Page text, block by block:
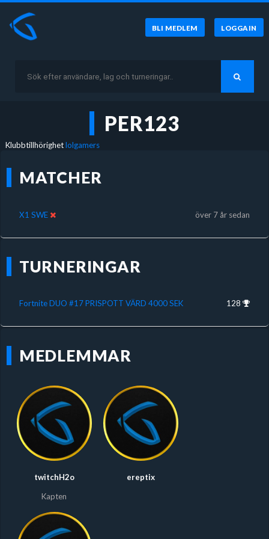
BLI MEDLEM LOGGA IN
PER123
Klubbtillhörighetlolgamers
MATCHER
X1 SWE över 7 år sedan
TURNERINGAR
Fortnite DUO #17 PRISPOTT VÄRD 4000 SEK 128
MEDLEMMAR
twitchH2o
Kapten
ereptix